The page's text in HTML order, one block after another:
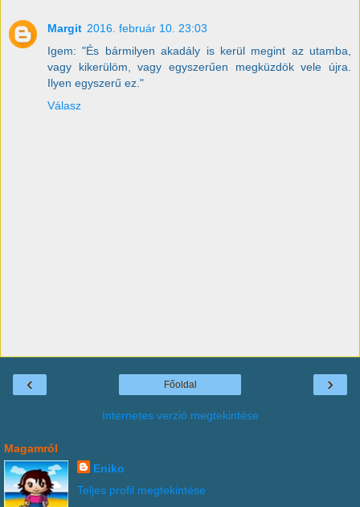
Margit 2016. február 10. 23:03
Igem: "És bármilyen akadály is kerül megint az utamba,
vagy kikerülöm, vagy egyszerűen megküzdök vele újra.
Ilyen egyszerű ez."
Válasz
‹ ›
Főoldal
Internetes verzió megtekintése
Magamról
Eniko
Teljes profil megtekintése